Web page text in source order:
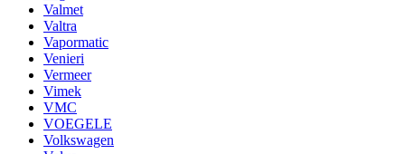
Valmet
Valtra
Vapormatic
Venieri
Vermeer
Vimek
VMC
VOEGELE
Volkswagen